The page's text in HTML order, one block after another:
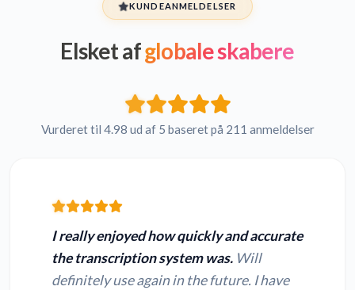
KUNDEANMELDELSER
Elsket afglobale skabere
Vurderet til 4.98 ud af 5 baseret på 211 anmeldelser
I really enjoyed how quickly and accurate
the transcription system was. Will
definitely use again in the future. I have